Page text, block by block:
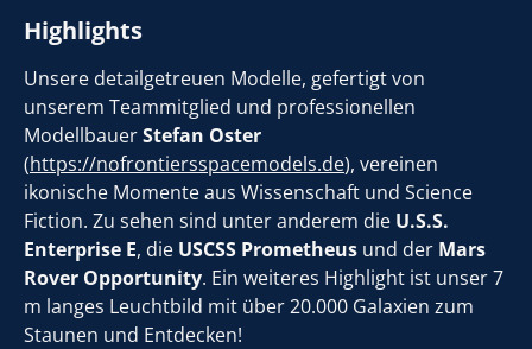
Highlights
Unsere detailgetreuen Modelle, gefertigt von
unserem Teammitglied und professionellen
ModellbauerStefan Oster
(https://nofrontiersspacemodels.de), vereinen
ikonische Momente aus Wissenschaft und Science
Fiction. Zu sehen sind unter anderem die U.S.S.
Enterprise E, die USCSS Prometheus und der Mars
Rover Opportunity. Ein weiteres Highlight ist unser 7
m langes Leuchtbild mit über 20.000 Galaxien zum
Staunen und Entdecken!